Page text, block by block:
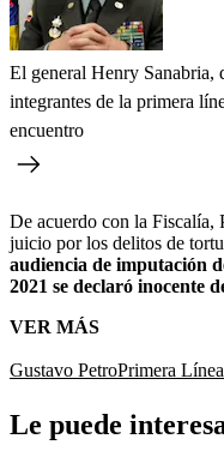
El general Henry Sanabria,
integrantes de la primera
encuentro
De acuerdo con la Fiscalía,
juicio por los delitos de
audiencia de imputación
2021 se declaró inocente
VER MÁS
Gustavo PetroPrimera Línea
Le puede